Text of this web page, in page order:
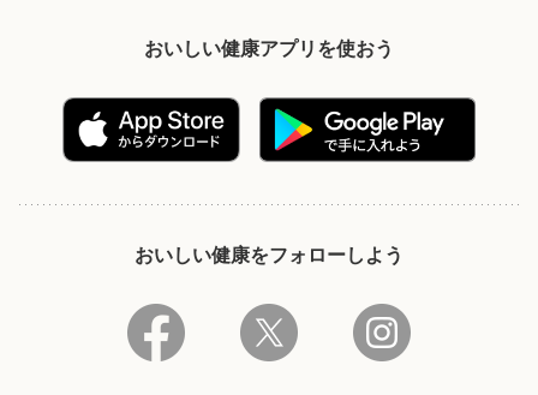
おいしい健康アプリを使おう
おいしい健康をフォローしよう